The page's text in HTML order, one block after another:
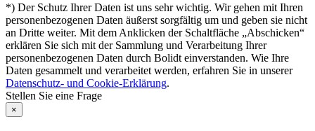
*) Der Schutz Ihrer Daten ist uns sehr wichtig. Wir gehen mit Ihren
personenbezogenen Daten äußerst sorgfältig um und geben sie nicht
an Dritte weiter. Mit dem Anklicken der Schaltfläche „Abschicken“
erklären Sie sich mit der Sammlung und Verarbeitung Ihrer
personenbezogenen Daten durch Bolidt einverstanden. Wie Ihre
Daten gesammelt und verarbeitet werden, erfahren Sie in unserer
Datenschutz- und Cookie-Erklärung.
Stellen Sie eine Frage
×